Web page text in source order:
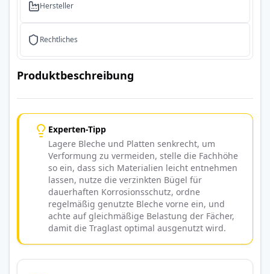
Hersteller
Rechtliches
Produktbeschreibung
Experten-Tipp
Lagere Bleche und Platten senkrecht, um
Verformung zu vermeiden, stelle die Fachhöhe
so ein, dass sich Materialien leicht entnehmen
lassen, nutze die verzinkten Bügel für
dauerhaften Korrosionsschutz, ordne
regelmäßig genutzte Bleche vorne ein, und
achte auf gleichmäßige Belastung der Fächer,
damit die Traglast optimal ausgenutzt wird.